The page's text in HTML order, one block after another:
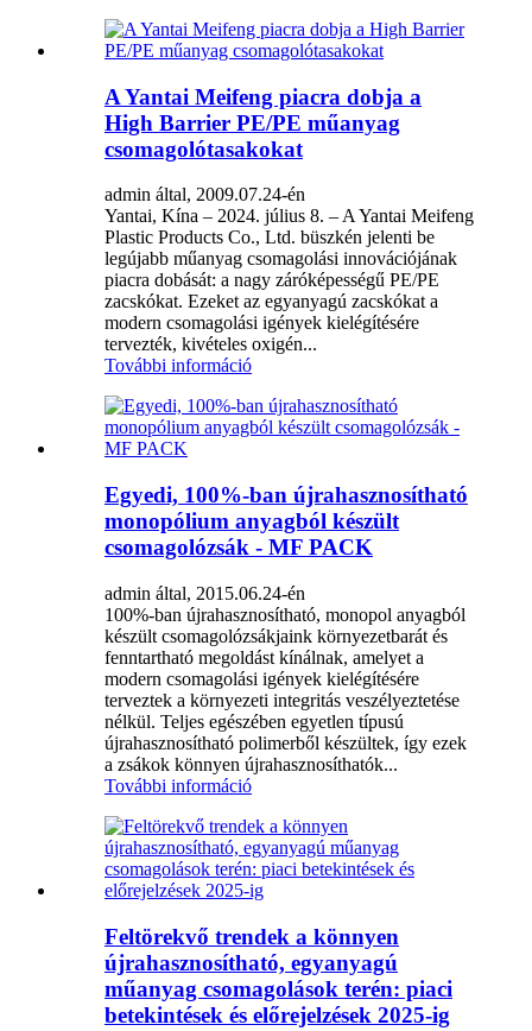
A Yantai Meifeng piacra dobja a
High Barrier PE/PE műanyag
csomagolótasakokat
admin által, 2009.07.24-én
Yantai, Kína – 2024. július 8. – A Yantai Meifeng
Plastic Products Co., Ltd. büszkén jelenti be
legújabb műanyag csomagolási innovációjának
piacra dobását: a nagy záróképességű PE/PE
zacskókat. Ezeket az egyanyagú zacskókat a
modern csomagolási igények kielégítésére
tervezték, kivételes oxigén...
További információ
Egyedi, 100%-ban újrahasznosítható
monopólium anyagból készült
csomagolózsák - MF PACK
admin által, 2015.06.24-én
100%-ban újrahasznosítható, monopol anyagból
készült csomagolózsákjaink környezetbarát és
fenntartható megoldást kínálnak, amelyet a
modern csomagolási igények kielégítésére
terveztek a környezeti integritás veszélyeztetése
nélkül. Teljes egészében egyetlen típusú
újrahasznosítható polimerből készültek, így ezek
a zsákok könnyen újrahasznosíthatók...
További információ
Feltörekvő trendek a könnyen
újrahasznosítható, egyanyagú
műanyag csomagolások terén: piaci
betekintések és előrejelzések 2025-ig